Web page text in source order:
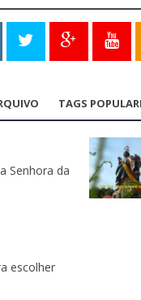
TAGS
Senhora da
escolher